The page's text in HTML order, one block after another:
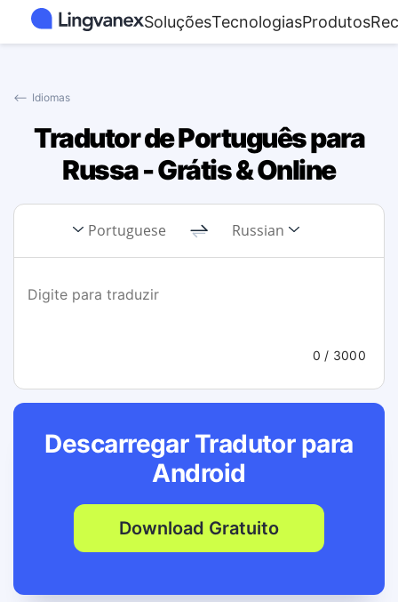
SoluçõesTecnologiasProdutos
⟵ Idiomas
Tradutor de Português para
Russa - Grátis & Online
Portuguese Russian
0 / 3000
Descarregar Tradutor para
Android
Download Gratuito